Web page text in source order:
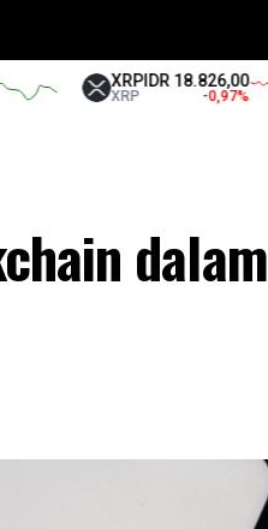
XRPIDR 18.826,00
XRP
dalam